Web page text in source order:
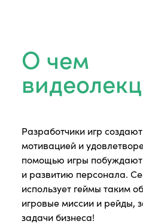
О чем
Разработчики игр
мотивацией и
помощью игры
и развитию персонала.
использует геймы таким
игровые миссии и рейды,
задачи бизнеса!